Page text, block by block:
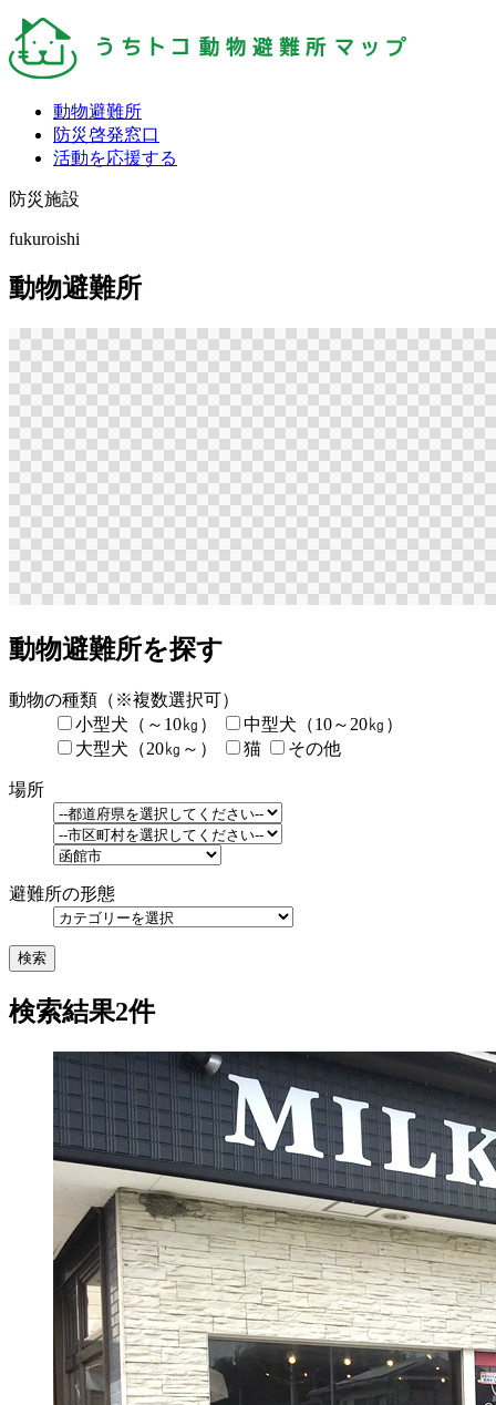
動物避難所
防災啓発窓口
活動を応援する
防災施設
fukuroishi
動物避難所
動物避難所を探す
動物の種類 （※複数選択可）
小型犬（～10㎏）
中型犬（10～20㎏）
大型犬（20㎏～）
猫 その他
場所
避難所の形態
検索
検索結果2件